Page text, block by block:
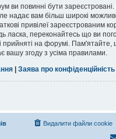
ви повинні бути
надає вам більш широкі
привілеї зареєстрованим
ласка, переконайтесь що ви
прийняті на форумі.
вашу згоду з усіма правилами.
| Заява про конфіденційність
Видалити файли cookie